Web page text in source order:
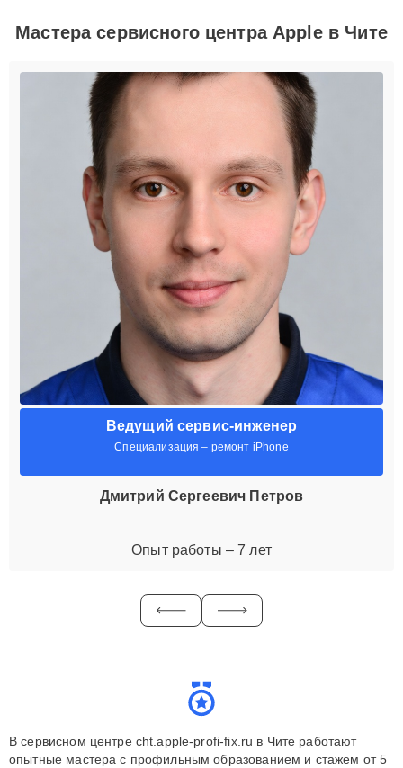
Мастера сервисного центра Apple в Чите
Ведущий сервис-инженер
Специализация – ремонт iPhone
Дмитрий Сергеевич Петров
Опыт работы – 7 лет
В сервисном центре cht.apple-profi-fix.ru в Чите работают
опытные мастера с профильным образованием и стажем от 5